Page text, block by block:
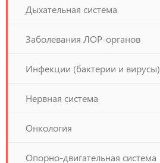
Дыхательная система
Заболевания ЛОР-органов
Инфекции (бактерии и вирусы)
Нервная система
Онкология
Опорно-двигательная система